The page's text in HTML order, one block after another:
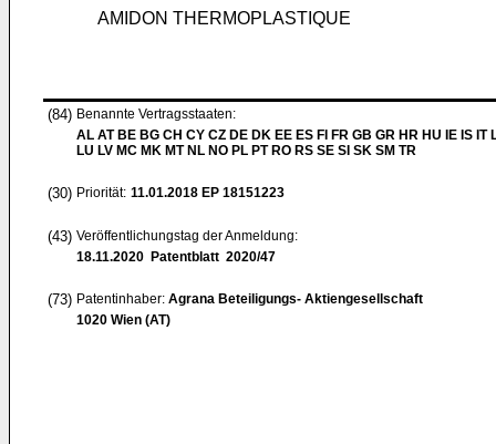
AMIDON THERMOPLASTIQUE
(84) Benannte Vertragsstaaten:
AL AT BE BG CH CY CZ DE DK EE ES FI FR GB GR HR HU IE IS IT
LU LV MC MK MT NL NO PL PT RO RS SE SI SK SM TR
(30) Priorität: 11.01.2018 EP 18151223
(43) Veröffentlichungstag der Anmeldung:
18.11.2020 Patentblatt 2020/47
(73) Patentinhaber: Agrana Beteiligungs- Aktiengesellschaft
1020 Wien (AT)